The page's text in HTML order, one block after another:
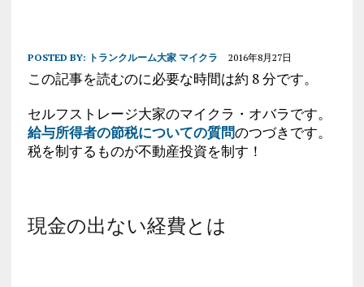
POSTED BY: トランクルーム大家 マイクラ 2016年8月27日
この記事を読むのに必要な時間は約 8 分です。
セルフストレージ大家のマイクラ・オバラです。
給与所得者の節税についての質問のつづきです。
税を制するものが不動産投資を制す！
現金の出ない経費とは